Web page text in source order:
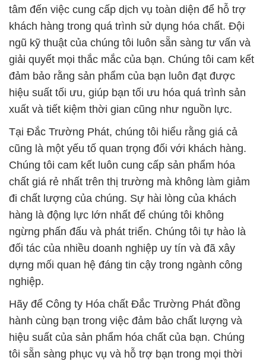
tâm đến việc cung cấp dịch vụ toàn diện để hỗ trợ
khách hàng trong quá trình sử dụng hóa chất. Đội
ngũ kỹ thuật của chúng tôi luôn sẵn sàng tư vấn và
giải quyết mọi thắc mắc của bạn. Chúng tôi cam kết
đảm bảo rằng sản phẩm của bạn luôn đạt được
hiệu suất tối ưu, giúp bạn tối ưu hóa quá trình sản
xuất và tiết kiệm thời gian cũng như nguồn lực.
Tại Đắc Trường Phát, chúng tôi hiểu rằng giá cả
cũng là một yếu tố quan trọng đối với khách hàng.
Chúng tôi cam kết luôn cung cấp sản phẩm hóa
chất giá rẻ nhất trên thị trường mà không làm giảm
đi chất lượng của chúng. Sự hài lòng của khách
hàng là động lực lớn nhất để chúng tôi không
ngừng phấn đấu và phát triển. Chúng tôi tự hào là
đối tác của nhiều doanh nghiệp uy tín và đã xây
dựng mối quan hệ đáng tin cậy trong ngành công
nghiệp.
Hãy để Công ty Hóa chất Đắc Trường Phát đồng
hành cùng bạn trong việc đảm bảo chất lượng và
hiệu suất của sản phẩm hóa chất của bạn. Chúng
tôi sẵn sàng phục vụ và hỗ trợ bạn trong mọi thời